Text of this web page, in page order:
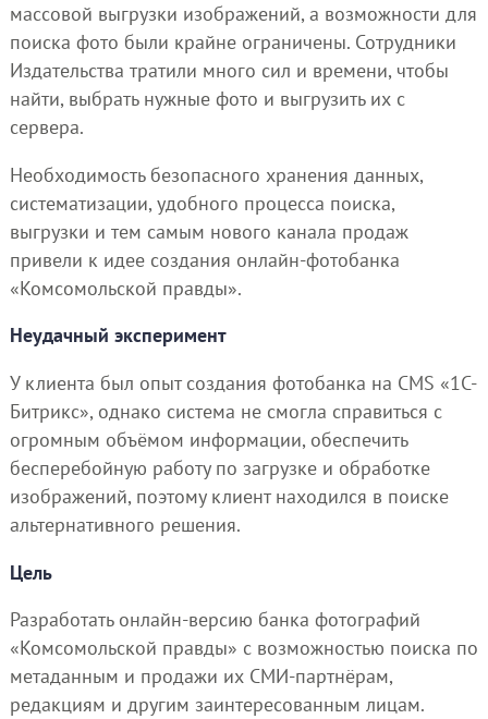
массовой выгрузки изображений, а возможности для
поиска фото были крайне ограничены. Сотрудники
Издательства тратили много сил и времени, чтобы
найти, выбрать нужные фото и выгрузить их с
сервера.
Необходимость безопасного хранения данных,
систематизации, удобного процесса поиска,
выгрузки и тем самым нового канала продаж
привели к идее создания онлайн-фотобанка
«Комсомольской правды».
Неудачный эксперимент
У клиента был опыт создания фотобанка на CMS «1С-
Битрикс», однако система не смогла справиться с
огромным объёмом информации, обеспечить
бесперебойную работу по загрузке и обработке
изображений, поэтому клиент находился в поиске
альтернативного решения.
Цель
Разработать онлайн-версию банка фотографий
«Комсомольской правды» с возможностью поиска по
метаданным и продажи их СМИ-партнёрам,
редакциям и другим заинтересованным лицам.